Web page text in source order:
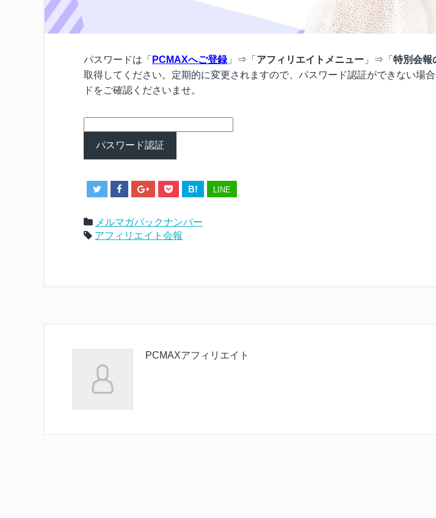
パスワードは「 PCMAXへご登録」⇒「 アフィリエイトメニュー 」⇒「 特別会報
取得してください。定期的に変更されますので、パスワード認証ができない場
ドをご確認くださいませ。
B! LINE
メルマガバックナンバー
アフィリエイト会報
PCMAXアフィリエイト